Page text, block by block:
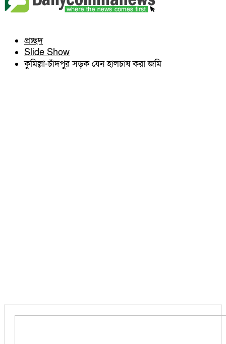
লাকসাম
লালমাই
কুমিল্লা ভোটের হাওয়া
কুমিল্লার ঐতিহ্য
প্রচ্ছদ
Slide Show
কুমিল্লা-চাঁদপুর সড়ক যেন হালচাষ করা জমি